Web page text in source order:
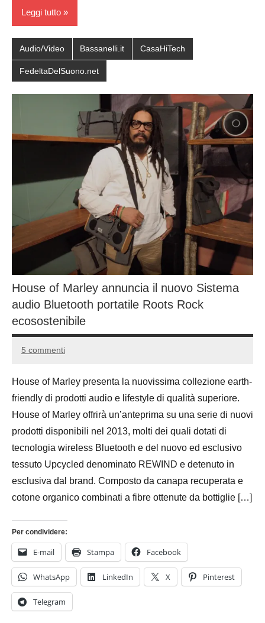
corso…
Leggi tutto
Audio/Video Bassanelli.it CasaHiTech
FedeltaDelSuono.net
House of Marley annuncia il nuovo Sistema
audio Bluetooth portatile Roots Rock
ecosostenibile
3
2015
Andrea
5 commenti
House of Marley presenta la nuovissima collezione earth-
friendly di prodotti audio e lifestyle di qualità superiore.
House of Marley offrirà un’anteprima su una serie di nuovi
prodotti disponibili nel 2013, molti dei quali dotati di
tecnologia wireless Bluetooth e del nuovo ed esclusivo
tessuto Upcycled denominato REWIND e detenuto in
esclusiva dal brand. Composto da canapa recuperata e
cotone organico combinati a fibre ottenute da bottiglie […]
Per condividere:
E-mail Stampa Facebook
WhatsApp LinkedIn X Pinterest
Telegram